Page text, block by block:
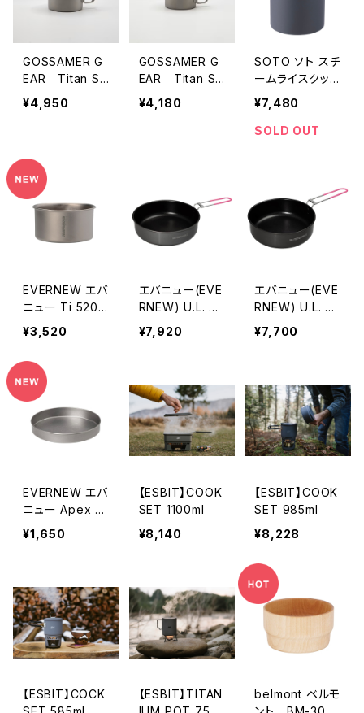
GOSSAMER G
EAR Titan Si
ngle Mug 450
Silver
¥4,950
GOSSAMER G
EAR Titan Si
ngle Mug 300
Silver
¥4,180
SOTO ソト スチ
ームライスクッ
カー ITADAKI
(イタダキ)
¥7,480
SOLD OUT
EVERNEW エバ
ニュー Ti 520 c
up NH
¥3,520
エバニュー(EVE
RNEW) U.L. Al
u.Pan 18cm
¥7,920
エバニュー(EVE
RNEW) U.L. Al
u.Pan 16cm
¥7,700
EVERNEW エバ
ニュー Apex m
ulTidish
¥1,650
【ESBIT】COOK
SET 1100ml
¥8,140
【ESBIT】COOK
SET 985ml
¥8,228
【ESBIT】COCK
【ESBIT】TITAN
belmont ベルモ